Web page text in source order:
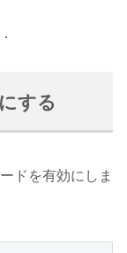
する
ドを有効にしま